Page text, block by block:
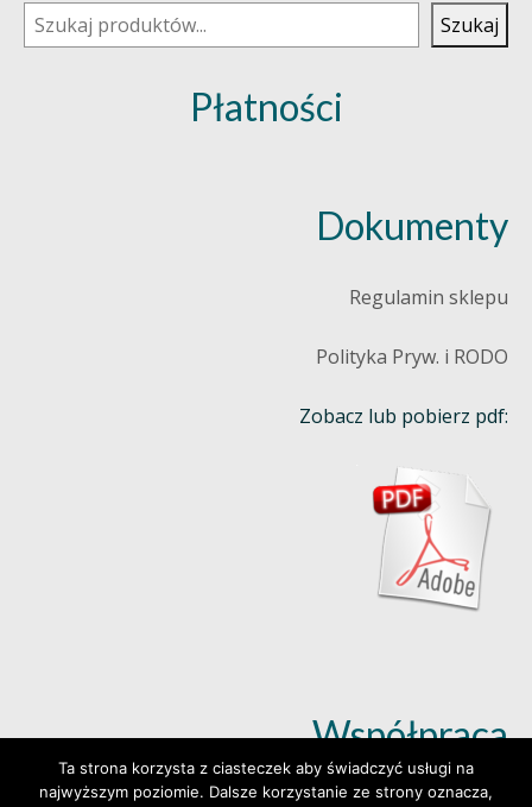
Szukaj
Płatności
Dokumenty
Regulamin sklepu
Polityka Pryw. i RODO
Zobacz lub pobierz pdf:
Współpraca
Ta strona korzysta z ciasteczek aby świadczyć usługi na
najwyższym poziomie. Dalsze korzystanie ze strony oznacza,